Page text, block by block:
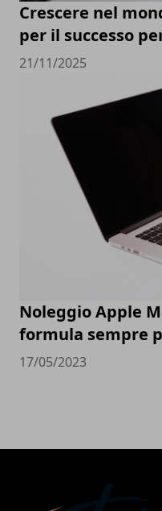
Crescere nel
per il successo
21/11/2025
Noleggio Apple
formula sempre
17/05/2023